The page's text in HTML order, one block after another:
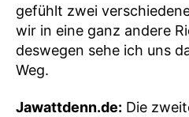
gefühlt zwei
wir in eine ganz andere
deswegen sehe ich uns
Weg.
Jawattdenn.de: Die